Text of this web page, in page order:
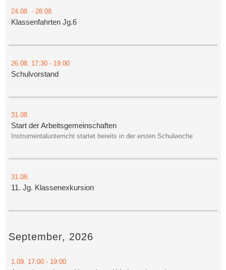
24.08. - 28.08.
Klassenfahrten Jg.6
26.08. 17:30 - 19:00
Schulvorstand
31.08.
Start der Arbeitsgemeinschaften
Instrumentalunterricht startet bereits in der ersten Schulwoche
31.08.
11. Jg. Klassenexkursion
September, 2026
1.09. 17:00 - 19:00